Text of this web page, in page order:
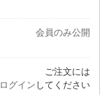
会員のみ公開
ご注文には
ログイン してください